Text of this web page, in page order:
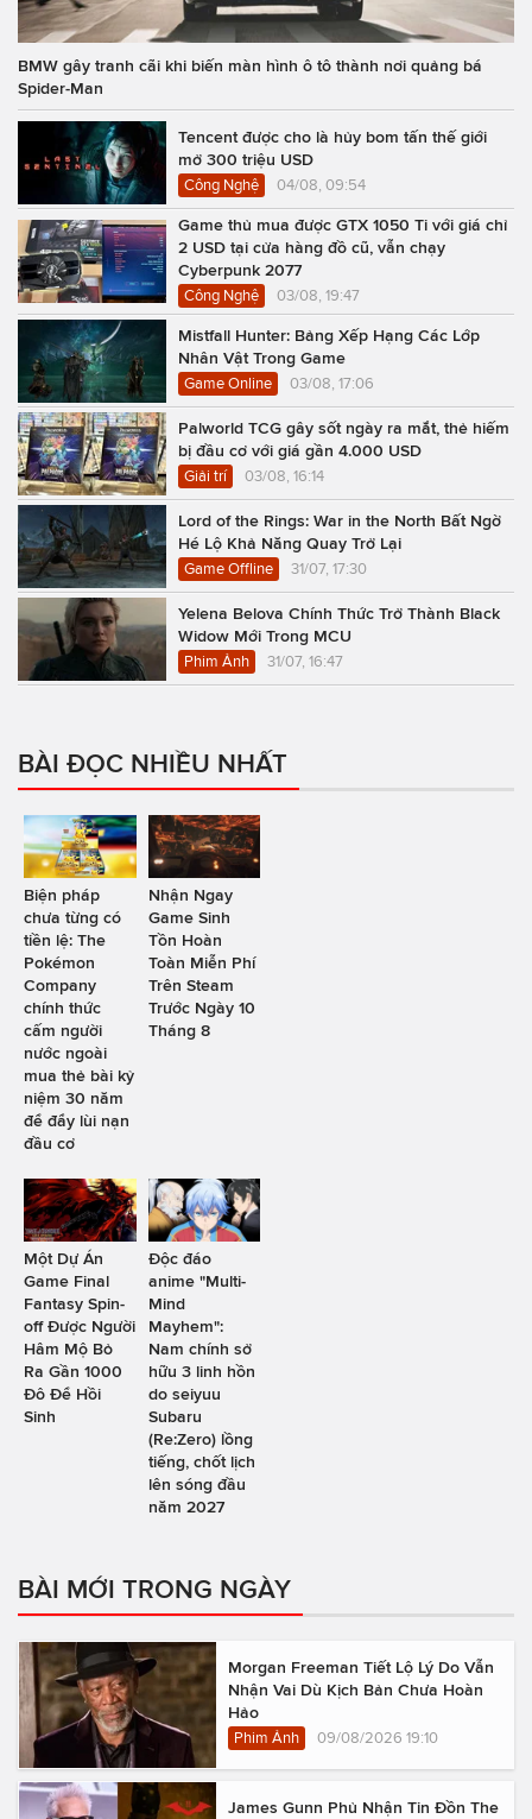
BMW gây tranh cãi khi biến màn hình ô tô thành nơi quảng bá
Spider-Man
Tencent được cho là hủy bom tấn thế giới
mở 300 triệu USD
Công Nghệ 04/08, 09:54
Game thủ mua được GTX 1050 Ti với giá chỉ
2 USD tại cửa hàng đồ cũ, vẫn chạy
Cyberpunk 2077
Công Nghệ 03/08, 19:47
Mistfall Hunter: Bảng Xếp Hạng Các Lớp
Nhân Vật Trong Game
Game Online 03/08, 17:06
Palworld TCG gây sốt ngày ra mắt, thẻ hiếm
bị đầu cơ với giá gần 4.000 USD
Giải trí 03/08, 16:14
Lord of the Rings: War in the North Bất Ngờ
Hé Lộ Khả Năng Quay Trở Lại
Game Offline 31/07, 17:30
Yelena Belova Chính Thức Trở Thành Black
Widow Mới Trong MCU
Phim Ảnh 31/07, 16:47
BÀI ĐỌC NHIỀU NHẤT
Biện pháp
chưa từng có
tiền lệ: The
Pokémon
Company
chính thức
cấm người
nước ngoài
mua thẻ bài kỷ
niệm 30 năm
để đẩy lùi nạn
đầu cơ
Nhận Ngay
Game Sinh
Tồn Hoàn
Toàn Miễn Phí
Trên Steam
Trước Ngày 10
Tháng 8
Một Dự Án
Game Final
Fantasy Spin-
off Được Người
Hâm Mộ Bỏ
Ra Gần 1000
Đô Để Hồi
Sinh
Độc đáo
anime "Multi-
Mind
Mayhem":
Nam chính sở
hữu 3 linh hồn
do seiyuu
Subaru
(Re:Zero) lồng
tiếng, chốt lịch
lên sóng đầu
năm 2027
BÀI MỚI TRONG NGÀY
Morgan Freeman Tiết Lộ Lý Do Vẫn
Nhận Vai Dù Kịch Bản Chưa Hoàn
Hảo
Phim Ảnh 09/08/2026 19:10
James Gunn Phủ Nhận Tin Đồn The